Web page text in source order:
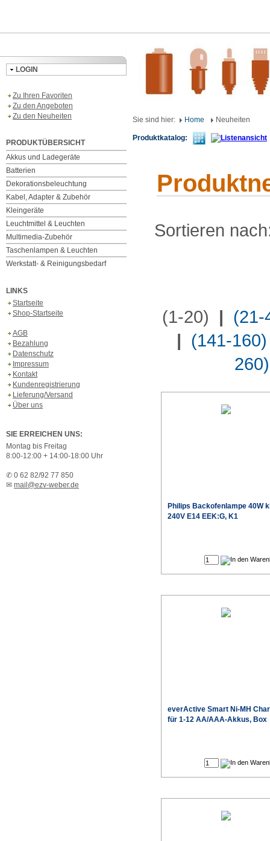
LOGIN
Zu Ihren Favoriten
Zu den Angeboten
Zu den Neuheiten
PRODUKTÜBERSICHT
Akkus und Ladegeräte
Batterien
Dekorationsbeleuchtung
Kabel, Adapter & Zubehör
Kleingeräte
Leuchtmittel & Leuchten
Multimedia-Zubehör
Taschenlampen & Leuchten
Werkstatt- & Reinigungsbedarf
LINKS
Startseite
Shop-Startseite
AGB
Bezahlung
Datenschutz
Impressum
Kontakt
Kundenregistrierung
Lieferung/Versand
Über uns
SIE ERREICHEN UNS:
Montag bis Freitag
8:00-12:00 + 14:00-18:00 Uhr
✆ 0 62 82/92 77 850
✉ mail@ezv-weber.de
Sie sind hier: Home Neuheiten
Produktkatalog:
Sortieren
(1-20) | (21-
| (141-160)
260)
Philips Backofenlampe 40W
240V E14 EEK:G, K1
everActive Smart Ni-MH
für 1-12 AA/AAA-Akkus, Box